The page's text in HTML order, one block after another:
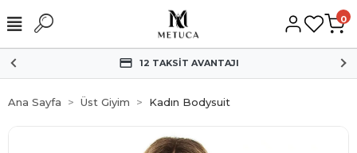
0
HIZLI KARGO
Ana Sayfa Üst Giyim Kadın Bodysuit